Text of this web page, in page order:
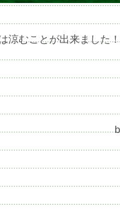
涼むことが出来ました！